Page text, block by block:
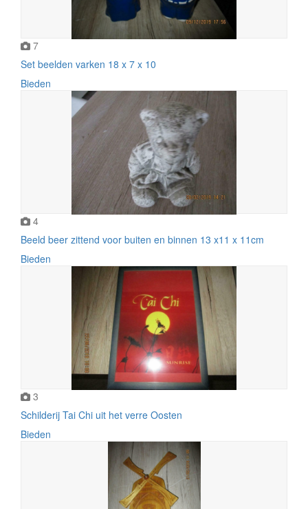
7
Set beelden varken 18 x 7 x 10
Bieden
4
Beeld beer zittend voor buiten en binnen 13 x11 x 11cm
Bieden
3
Schilderij Tai Chi uit het verre Oosten
Bieden